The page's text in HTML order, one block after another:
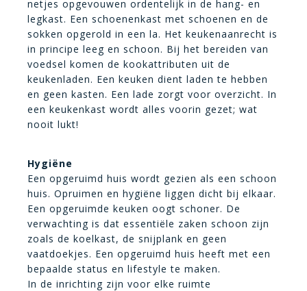
netjes opgevouwen ordentelijk in de hang- en
legkast. Een schoenenkast met schoenen en de
sokken opgerold in een la. Het keukenaanrecht is
in principe leeg en schoon. Bij het bereiden van
voedsel komen de kookattributen uit de
keukenladen. Een keuken dient laden te hebben
en geen kasten. Een lade zorgt voor overzicht. In
een keukenkast wordt alles voorin gezet; wat
nooit lukt!
Hygiëne
Een opgeruimd huis wordt gezien als een schoon
huis. Opruimen en hygiëne liggen dicht bij elkaar.
Een opgeruimde keuken oogt schoner. De
verwachting is dat essentiële zaken schoon zijn
zoals de koelkast, de snijplank en geen
vaatdoekjes. Een opgeruimd huis heeft met een
bepaalde status en lifestyle te maken.
In de inrichting zijn voor elke ruimte